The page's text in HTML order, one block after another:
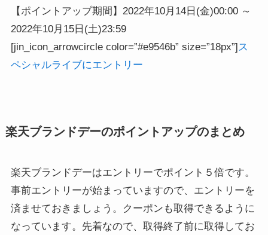
【ポイントアップ期間】2022年10月14日(金)00:00 ～
2022年10月15日(土)23:59
[jin_icon_arrowcircle color=”#e9546b” size=”18px”]ス
ペシャルライブにエントリー
楽天ブランドデーのポイントアップのまとめ
楽天ブランドデーはエントリーでポイント５倍です。
事前エントリーが始まっていますので、エントリーを
済ませておきましょう。クーポンも取得できるように
なっています。先着なので、取得終了前に取得してお